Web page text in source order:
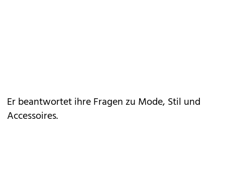
Er beantwortet ihre Fragen zu Mode, Stil und
Accessoires.